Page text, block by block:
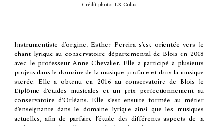
Crédit photo: LX Colas
Instrumentiste d’origine, Esther Pereira s’est orientée vers le
chant lyrique au conservatoire départemental de Blois en 2008
avec le professeur Anne Chevalier. Elle a participé à plusieurs
projets dans le domaine de la musique profane et dans la musique
sacrée. Elle a obtenu en 2016 au conservatoire de Blois le
Diplôme d’études musicales et un prix perfectionnement au
conservatoire d'Orléans. Elle s’est ensuite formée au métier
d’enseignante dans le domaine lyrique ainsi que les musiques
actuelles, afin de parfaire l’étude des différents aspects de la